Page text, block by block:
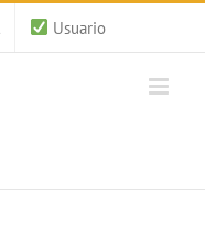
Usuario